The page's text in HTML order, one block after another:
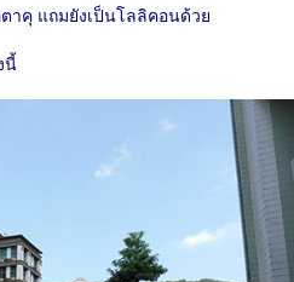
าคุ แถมยังเป็นโลลิคอนด้วย
นี้